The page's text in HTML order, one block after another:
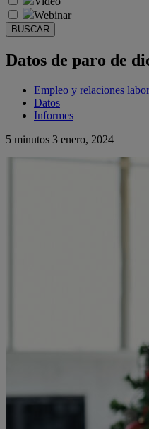
Webinar
BUSCAR
Datos de paro de
Empleo y relaciones
Datos
Informes
5 minutos 3 enero, 2024